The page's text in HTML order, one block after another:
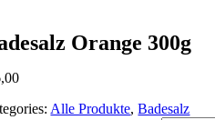
Orange 300g
Alle Produkte,Badesalz